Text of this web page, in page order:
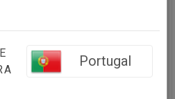
A
Portugal